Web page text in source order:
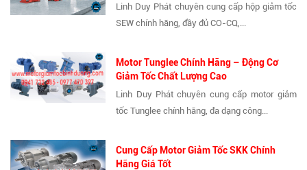
Linh Duy Phát chuyên cung cấp hộp giảm tốc
SEW chính hãng, đầy đủ CO-CQ,...
Motor Tunglee Chính Hãng – Động Cơ
Giảm Tốc Chất Lượng Cao
Linh Duy Phát chuyên cung cấp motor giảm
tốc Tunglee chính hãng, đa dạng công...
Cung Cấp Motor Giảm Tốc SKK Chính
Hãng Giá Tốt